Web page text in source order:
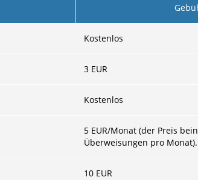
Kostenlos
3 EUR
Kostenlos
5 EUR/Monat (der Preis
Überweisungen pro Monat).
10 EUR